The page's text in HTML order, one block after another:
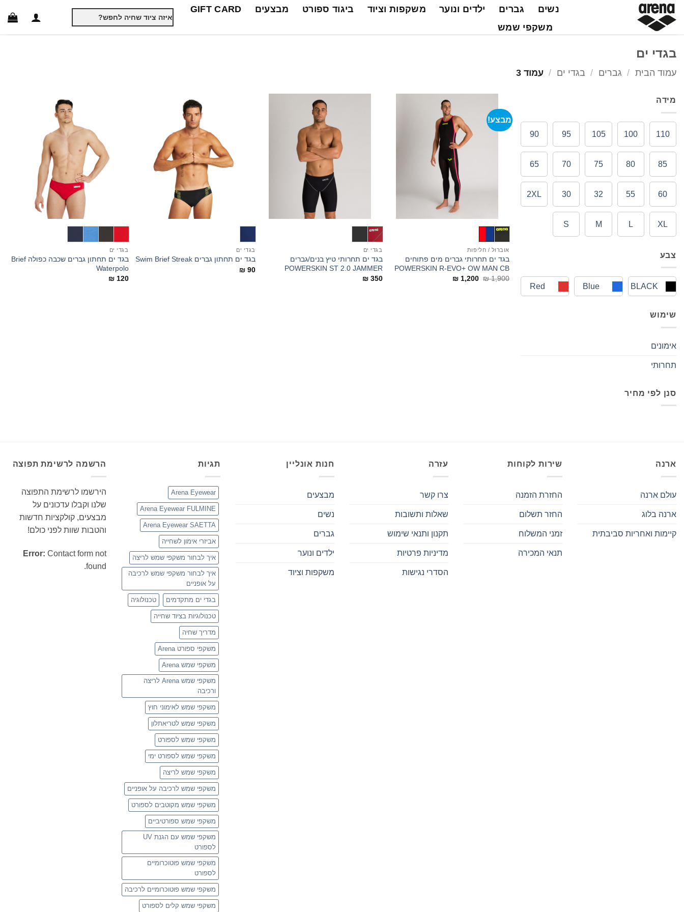
Skip
content
נשים גברים ילדים ונוער משקפות וציוד ביגוד ספורט מבצעים
GIFT CARD
משקפי שמש
עבור:
בגדי ים
עמוד הבית / גברים / בגדי ים / עמוד 3
מידה
110
100
105
95
90
85
80
75
70
65
60
55
32
30
2XL
XL
L
M
S
צבע
BLACK
Blue
Red
שימוש
אימונים
תחרותי
סנן לפי מחיר
מבצע!
אוברול / חליפות
בגד ים תחרותי גברים מים פתוחים
POWERSKIN R-EVO+ OW MAN CB
₪1,900
המחיר ₪1,200
בגדי ים
בגד ים תחרותי טיץ בנים/גברים
POWERSKIN ST 2.0 JAMMER
₪350
בגדי ים
בגד ים תחתון גברים Swim Brief Streak
₪ 90
בגדי ים
בגד ים תחתון גברים שכבה כפולה Brief
Waterpolo
₪120
ארנה
עולם ארנה
ארנה בלוג
קיימות ואחריות סביבתית
שירות לקוחות
החזרת הזמנה
החזר תשלום
זמני המשלוח
תנאי המכירה
עזרה
צרו קשר
שאלות ותשובות
תקנון ותנאי שימוש
מדיניות פרטיות
הסדרי נגישות
חנות אונליין
מבצעים
נשים
גברים
ילדים ונוער
משקפות וציוד
תגיות
Arena Eyewear
Arena Eyewear FULMINE
Arena Eyewear SAETTA
אביזרי אימון לשחייה
איך לבחור משקפי שמש לריצה
איך לבחור משקפי שמש לרכיבה
על אופניים
בגדי ים מתקדמים טכנולוגיה
טכנולוגיות בציוד שחייה
מדריך שחיה
משקפי ספורט Arena
משקפי שמש Arena
משקפי שמש Arena לריצה
ורכיבה
משקפי שמש לאימוני חוץ
משקפי שמש לטריאתלון
משקפי שמש לספורט
משקפי שמש לספורט ימי
משקפי שמש לריצה
משקפי שמש לרכיבה על אופניים
משקפי שמש מקוטבים לספורט
משקפי שמש ספורטיביים
משקפי שמש עם הגנת UV
לספורט
משקפי שמש פוטוכרומיים
לספורט
משקפי שמש פוטוכרומיים לרכיבה
משקפי שמש קלים לספורט
הרשמה לרשימת תפוצה
הירשמו לרשימת התפוצה
שלנו וקבלו עדכונים על
מבצעים, קולקציות חדשות
והטבות שוות לפני כולם!
Error: Contact form not
found.